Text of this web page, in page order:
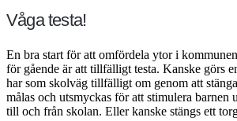
Våga testa!
En bra start för att omfördela ytor i
för gående är att tillfälligt testa. Kanske görs
har som skolväg tillfälligt om genom att
målas och utsmyckas för att stimulera barnen
till och från skolan. Eller kanske stängs ett